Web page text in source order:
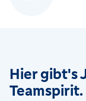
Hier gibt's
Teamspirit.